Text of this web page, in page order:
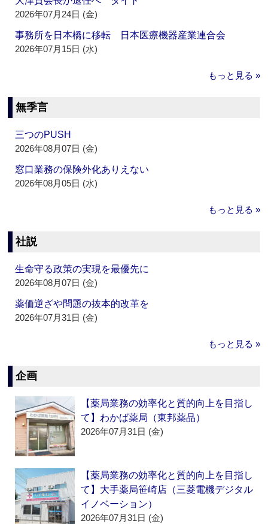
2026年07月24日 (金)
事務所を日本橋に移転 日本医療機器産業連合会
2026年07月15日 (水)
もっと見る »
無季言
三つのPUSH
2026年08月07日 (金)
窓口業務の保険外化ありえない
2026年08月05日 (水)
もっと見る »
社説
生命守る政策の実現を最優先に
2026年08月07日 (金)
薬価逆ざや問題の抜本的改革を
2026年07月31日 (金)
もっと見る »
企画
【薬局業務の効率化と質的向上を目指し
て】わかば薬局（東邦薬品）
2026年07月31日 (金)
【薬局業務の効率化と質的向上を目指し
て】大手薬局笹崎店（三菱電機デジタル
イノベーション）
2026年07月31日 (金)